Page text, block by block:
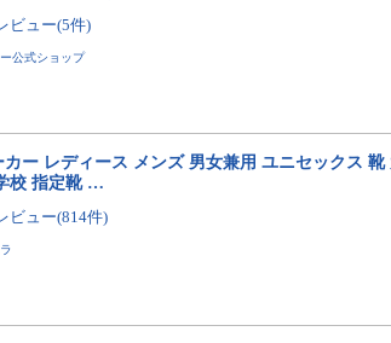
ビュー(5件)
公式ショップ
カー レディース メンズ 男女兼用 ユニセックス
校 指定靴 …
ビュー(814件)